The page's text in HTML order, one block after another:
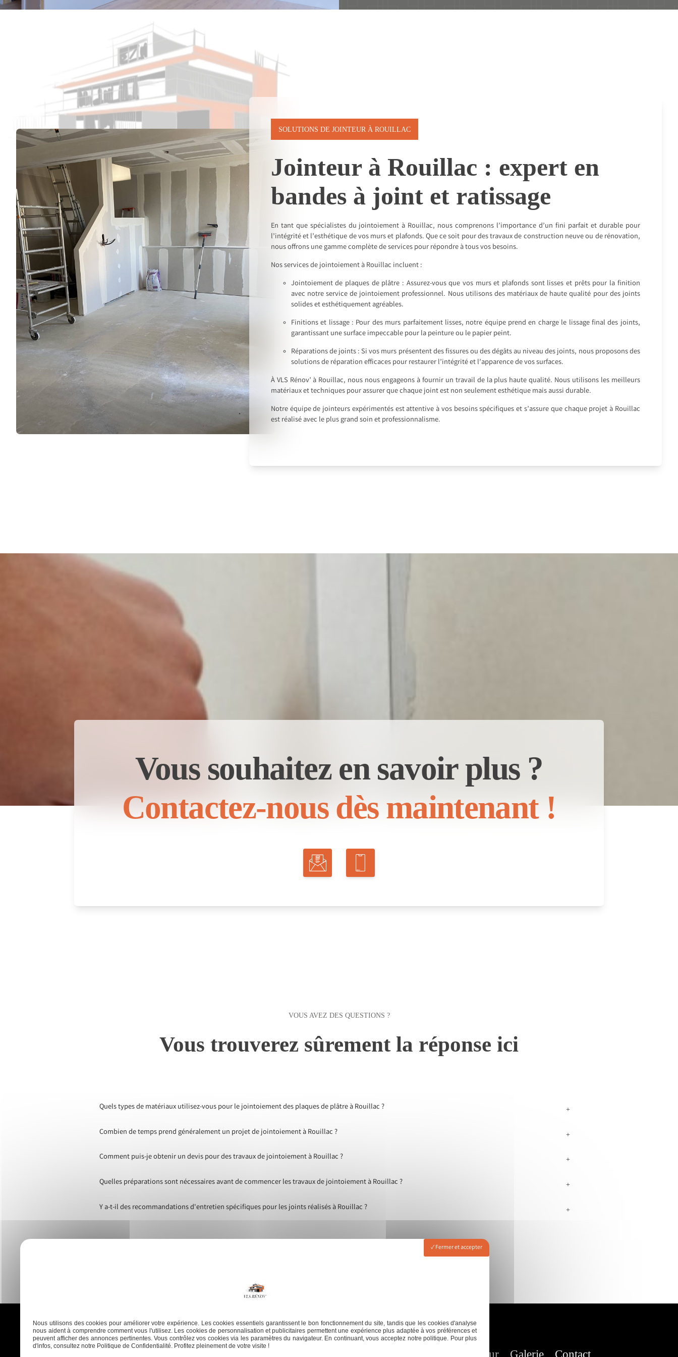
SOLUTIONS DE JOINTEUR À ROUILLAC
Jointeur à Rouillac : expert en
bandes à joint et ratissage
En tant que spécialistes du jointoiement à Rouillac, nous comprenons l’importance d’un fini parfait et durable pour
l’intégrité et l’esthétique de vos murs et plafonds. Que ce soit pour des travaux de construction neuve ou de rénovation,
nous offrons une gamme complète de services pour répondre à tous vos besoins.
Nos services de jointoiement à Rouillac incluent :
Jointoiement de plaques de plâtre : Assurez-vous que vos murs et plafonds sont lisses et prêts pour la finition
avec notre service de jointoiement professionnel. Nous utilisons des matériaux de haute qualité pour des joints
solides et esthétiquement agréables.
Finitions et lissage : Pour des murs parfaitement lisses, notre équipe prend en charge le lissage final des joints,
garantissant une surface impeccable pour la peinture ou le papier peint.
Réparations de joints : Si vos murs présentent des fissures ou des dégâts au niveau des joints, nous proposons des
solutions de réparation efficaces pour restaurer l’intégrité et l’apparence de vos surfaces.
À VLS Rénov’ à Rouillac, nous nous engageons à fournir un travail de la plus haute qualité. Nous utilisons les meilleurs
matériaux et techniques pour assurer que chaque joint est non seulement esthétique mais aussi durable.
Notre équipe de jointeurs expérimentés est attentive à vos besoins spécifiques et s’assure que chaque projet à Rouillac
est réalisé avec le plus grand soin et professionnalisme.
Vous souhaitez en savoir plus ?
Contactez-nous dès maintenant !
VOUS AVEZ DES QUESTIONS ?
Vous trouverez sûrement la réponse ici
Quels types de matériaux utilisez-vous pour le jointoiement des plaques de plâtre à Rouillac ? +
Combien de temps prend généralement un projet de jointoiement à Rouillac ? +
Comment puis-je obtenir un devis pour des travaux de jointoiement à Rouillac ? +
Quelles préparations sont nécessaires avant de commencer les travaux de jointoiement à Rouillac ? +
Y a-t-il des recommandations d'entretien spécifiques pour les joints réalisés à Rouillac ? +
Revêtement de mur Galerie Contact
Fermer et accepter
Nous utilisons des cookies pour améliorer votre expérience. Les cookies essentiels garantissent le bon fonctionnement du site, tandis que les cookies d'analyse
nous aident à comprendre comment vous l'utilisez. Les cookies de personnalisation et publicitaires permettent une expérience plus adaptée à vos préférences et
peuvent afficher des annonces pertinentes. Vous contrôlez vos cookies via les paramètres du navigateur. En continuant, vous acceptez notre politique. Pour plus
d'infos, consultez notre Politique de Confidentialité. Profitez pleinement de votre visite !